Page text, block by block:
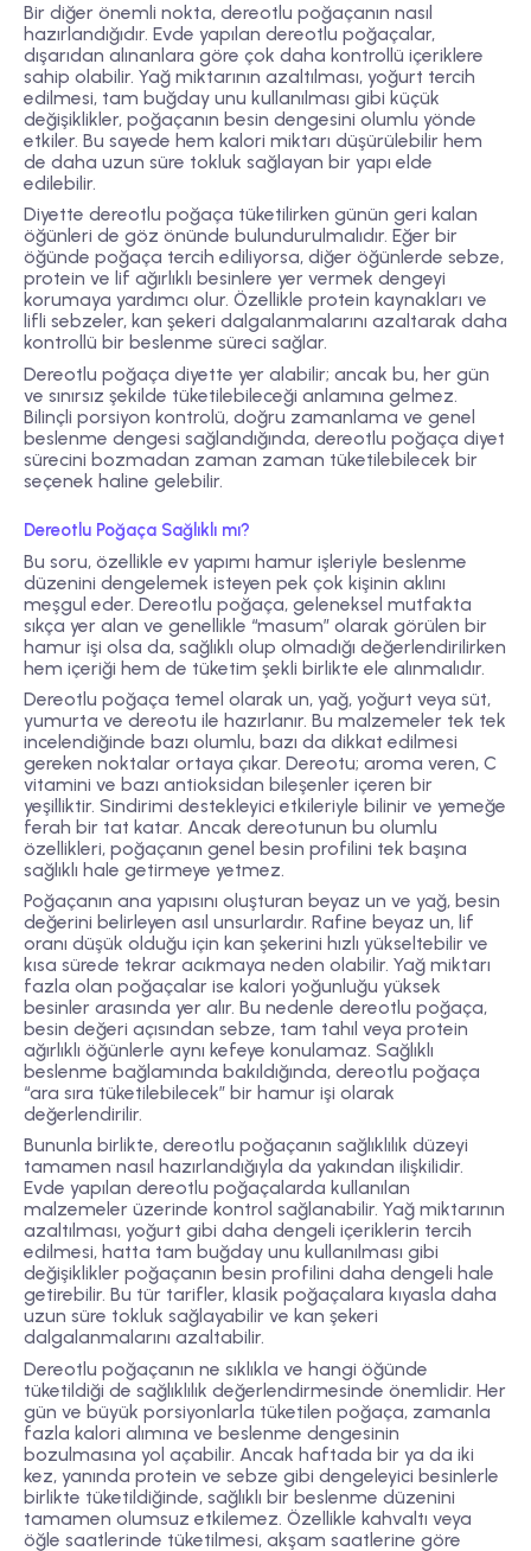
Bir diğer önemli nokta, dereotlu poğaçanın nasıl
hazırlandığıdır. Evde yapılan dereotlu poğaçalar,
dışarıdan alınanlara göre çok daha kontrollü içeriklere
sahip olabilir. Yağ miktarının azaltılması, yoğurt tercih
edilmesi, tam buğday unu kullanılması gibi küçük
değişiklikler, poğaçanın besin dengesini olumlu yönde
etkiler. Bu sayede hem kalori miktarı düşürülebilir hem
de daha uzun süre tokluk sağlayan bir yapı elde
edilebilir.
Diyette dereotlu poğaça tüketilirken günün geri kalan
öğünleri de göz önünde bulundurulmalıdır. Eğer bir
öğünde poğaça tercih ediliyorsa, diğer öğünlerde sebze,
protein ve lif ağırlıklı besinlere yer vermek dengeyi
korumaya yardımcı olur. Özellikle protein kaynakları ve
lifli sebzeler, kan şekeri dalgalanmalarını azaltarak daha
kontrollü bir beslenme süreci sağlar.
Dereotlu poğaça diyette yer alabilir; ancak bu, her gün
ve sınırsız şekilde tüketilebileceği anlamına gelmez.
Bilinçli porsiyon kontrolü, doğru zamanlama ve genel
beslenme dengesi sağlandığında, dereotlu poğaça diyet
sürecini bozmadan zaman zaman tüketilebilecek bir
seçenek haline gelebilir.
Dereotlu Poğaça Sağlıklı mı?
Bu soru, özellikle ev yapımı hamur işleriyle beslenme
düzenini dengelemek isteyen pek çok kişinin aklını
meşgul eder. Dereotlu poğaça, geleneksel mutfakta
sıkça yer alan ve genellikle “masum” olarak görülen bir
hamur işi olsa da, sağlıklı olup olmadığı değerlendirilirken
hem içeriği hem de tüketim şekli birlikte ele alınmalıdır.
Dereotlu poğaça temel olarak un, yağ, yoğurt veya süt,
yumurta ve dereotu ile hazırlanır. Bu malzemeler tek tek
incelendiğinde bazı olumlu, bazı da dikkat edilmesi
gereken noktalar ortaya çıkar. Dereotu; aroma veren, C
vitamini ve bazı antioksidan bileşenler içeren bir
yeşilliktir. Sindirimi destekleyici etkileriyle bilinir ve yemeğe
ferah bir tat katar. Ancak dereotunun bu olumlu
özellikleri, poğaçanın genel besin profilini tek başına
sağlıklı hale getirmeye yetmez.
Poğaçanın ana yapısını oluşturan beyaz un ve yağ, besin
değerini belirleyen asıl unsurlardır. Rafine beyaz un, lif
oranı düşük olduğu için kan şekerini hızlı yükseltebilir ve
kısa sürede tekrar acıkmaya neden olabilir. Yağ miktarı
fazla olan poğaçalar ise kalori yoğunluğu yüksek
besinler arasında yer alır. Bu nedenle dereotlu poğaça,
besin değeri açısından sebze, tam tahıl veya protein
ağırlıklı öğünlerle aynı kefeye konulamaz. Sağlıklı
beslenme bağlamında bakıldığında, dereotlu poğaça
“ara sıra tüketilebilecek” bir hamur işi olarak
değerlendirilir.
Bununla birlikte, dereotlu poğaçanın sağlıklılık düzeyi
tamamen nasıl hazırlandığıyla da yakından ilişkilidir.
Evde yapılan dereotlu poğaçalarda kullanılan
malzemeler üzerinde kontrol sağlanabilir. Yağ miktarının
azaltılması, yoğurt gibi daha dengeli içeriklerin tercih
edilmesi, hatta tam buğday unu kullanılması gibi
değişiklikler poğaçanın besin profilini daha dengeli hale
getirebilir. Bu tür tarifler, klasik poğaçalara kıyasla daha
uzun süre tokluk sağlayabilir ve kan şekeri
dalgalanmalarını azaltabilir.
Dereotlu poğaçanın ne sıklıkla ve hangi öğünde
tüketildiği de sağlıklılık değerlendirmesinde önemlidir. Her
gün ve büyük porsiyonlarla tüketilen poğaça, zamanla
fazla kalori alımına ve beslenme dengesinin
bozulmasına yol açabilir. Ancak haftada bir ya da iki
kez, yanında protein ve sebze gibi dengeleyici besinlerle
birlikte tüketildiğinde, sağlıklı bir beslenme düzenini
tamamen olumsuz etkilemez. Özellikle kahvaltı veya
öğle saatlerinde tüketilmesi, akşam saatlerine göre